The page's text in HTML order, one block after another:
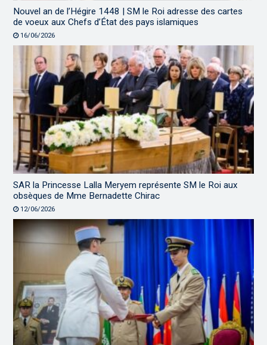
Nouvel an de l’Hégire 1448 | SM le Roi adresse des cartes
de voeux aux Chefs d’État des pays islamiques
16/06/2026
SAR la Princesse Lalla Meryem représente SM le Roi aux
obsèques de Mme Bernadette Chirac
12/06/2026